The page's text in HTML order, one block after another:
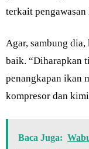
terkait
Agar, sambung
baik. “Diharapkan
penangkapan ikan
kompresor dan
Baca Juga: